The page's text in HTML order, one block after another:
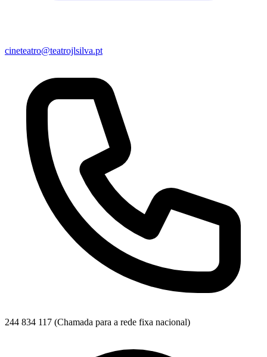
cineteatro@teatrojlsilva.pt
244 834 117 (Chamada para a rede fixa nacional)